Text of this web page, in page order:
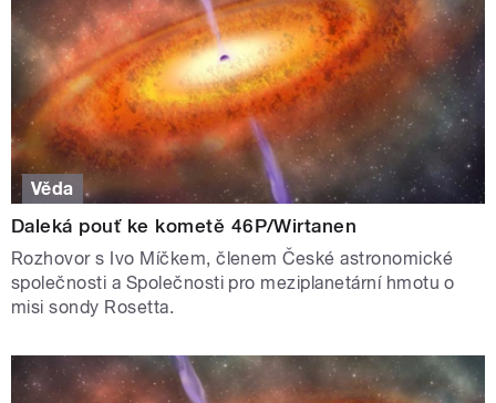
Věda
Daleká pouť ke kometě 46P/Wirtanen
Rozhovor s Ivo Míčkem, členem České astronomické
společnosti a Společnosti pro meziplanetární hmotu o
misi sondy Rosetta.